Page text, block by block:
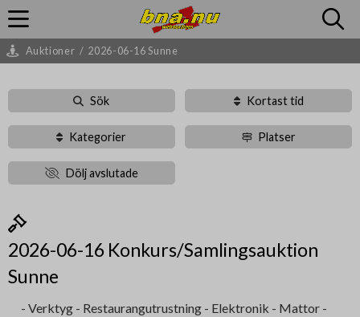
Auktioner / 2026-06-16 Sunne
Sök Kortast tid
Kategorier Platser
Dölj avslutade
2026-06-16 Konkurs/Samlingsauktion
Sunne
- Verktyg - Restaurangutrustning - Elektronik - Mattor -